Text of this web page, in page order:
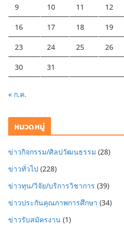
9 10 11 12
16 17 18 19
23 24 25 26
30 31
« ก.ค.
หมวดหมู่
ข่าวกิจกรรม/ศิลปวัฒนธรรม (28)
ข่าวทั่วไป (228)
ข่าวทุน/วิจัย/บริการวิชาการ (39)
ข่าวประกันคุณภาพการศึกษา (34)
ข่าวรับสมัครงาน (1)